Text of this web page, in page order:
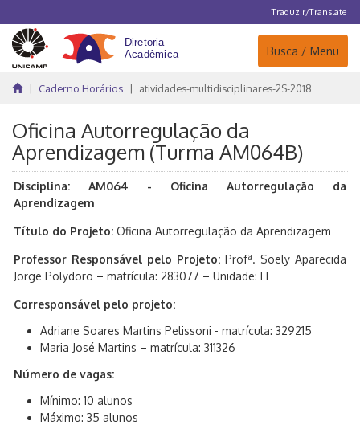
Traduzir/Translate
Navegação
Busca / Menu
Caderno Horários atividades-multidisciplinares-2S-2018
Oficina Autorregulação da
Aprendizagem (Turma AM064B)
Disciplina: AM064 - Oficina Autorregulação da
Aprendizagem
Título do Projeto: Oficina Autorregulação da Aprendizagem
Professor Responsável pelo Projeto: Profª. Soely Aparecida
Jorge Polydoro – matrícula: 283077 – Unidade: FE
Corresponsável pelo projeto:
Adriane Soares Martins Pelissoni - matrícula: 329215
Maria José Martins – matrícula: 311326
Número de vagas:
Mínimo: 10 alunos
Máximo: 35 alunos